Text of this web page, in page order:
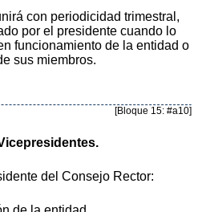
con periodicidad trimestral,
por el presidente cuando lo
funcionamiento de la entidad o
sus miembros.
[Bloque 15: #a10]
del Consejo Rector: